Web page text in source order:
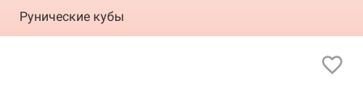
Рунические кубы